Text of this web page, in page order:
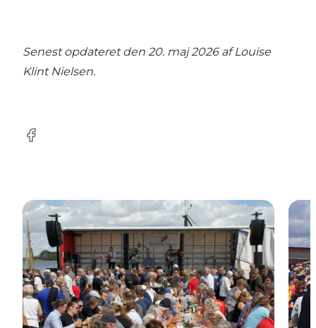
Senest opdateret den 20. maj 2026 afLouise
Klint Nielsen.
Facebook